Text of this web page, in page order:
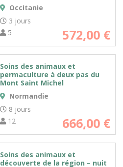
Occitanie
3 jours
5
572,00 €
Soins des animaux et
permaculture à deux pas du
Mont Saint Michel
Normandie
8 jours
12
666,00 €
Soins des animaux et
découverte de la région – nuit